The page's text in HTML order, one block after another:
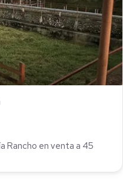
Rancho en venta a 45